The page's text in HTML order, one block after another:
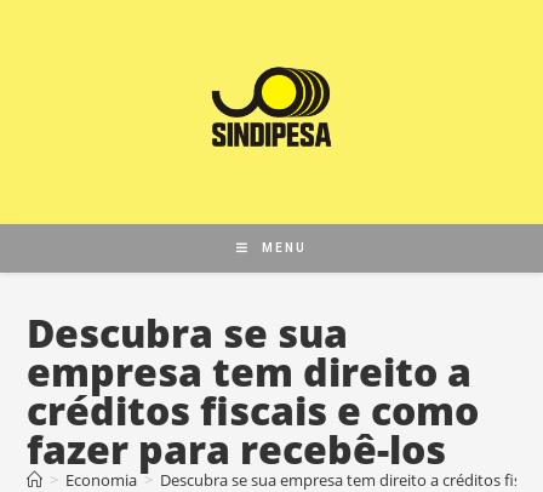
MENU
Descubra se sua
empresa tem direito a
créditos fiscais e como
fazer para recebê-los
> Economia > Descubra se sua empresa tem direito a créditos